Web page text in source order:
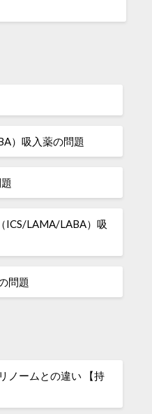
）吸入薬の問題
ICS/LAMA/LABA）吸
問題
ノームとの違い 【持